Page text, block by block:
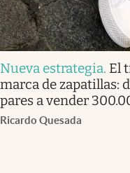
Nueva estrategia. El
marca de zapatillas:
pares a vender
Ricardo Quesada